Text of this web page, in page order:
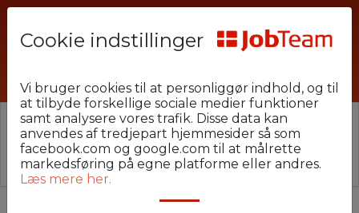
⚠️ Denne jobannonce er udløbet.
Stillingen er ikke længere aktiv, men du kan
lignende annoncer her.
Cookie indstillinger
Vi bruger cookies til at personliggør indhold, og til
at tilbyde forskellige sociale medier funktioner
samt analysere vores trafik. Disse data kan
anvendes af tredjepart hjemmesider så som
facebook.com og google.com til at målrette
markedsføring på egne platforme eller andres.
Læs mere her.